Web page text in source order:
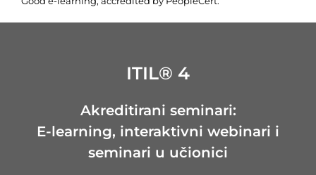
ITIL® 4
Akreditirani seminari:
E-learning, interaktivni webinari i
seminari u učionici